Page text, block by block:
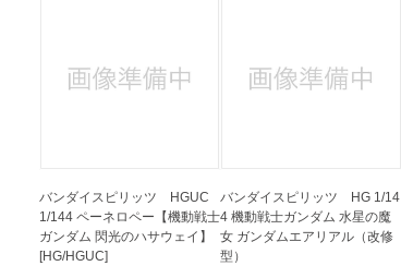
バンダイスピリッツ HGUC
1/144 ペーネロペー【機動戦士
ガンダム 閃光のハサウェイ】
[HG/HGUC]
バンダイスピリッツ HG 1/14
4 機動戦士ガンダム 水星の魔
女 ガンダムエアリアル（改修
型）